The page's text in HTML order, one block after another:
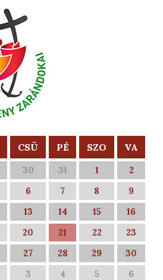
CSÜ PÉ SZO VA
30 31 1
2
6 7 8
9
13 14 15
16
20 21 22
23
27 28 29
30
3 4 5 6